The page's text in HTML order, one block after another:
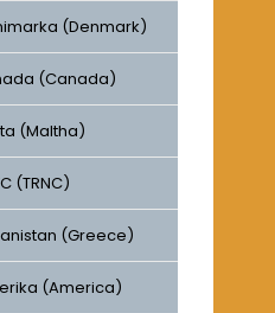
(Denmark)
(Canada)
(Maltha)
(TRNC)
(Greece)
(America)